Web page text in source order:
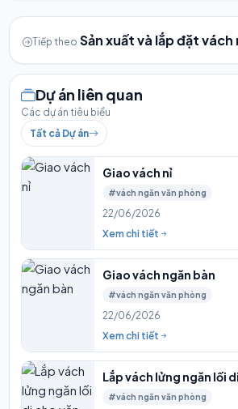
Tiếp theo Sản xuất và lắp đặt vách
Dự án liên quan
Các dự án tiêu biểu
Tất cả Dự án
Giao vách nỉ
#vách ngăn văn phòng
22/06/2026
Xem chi tiết
Giao vách ngăn bàn
#vách ngăn văn phòng
22/06/2026
Xem chi tiết
Lắp vách lửng ngăn lối
#vách ngăn văn phòng